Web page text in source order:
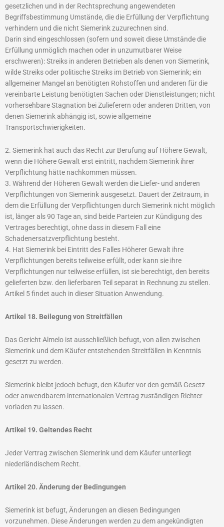
gesetzlichen und in der Rechtsprechung angewendeten
Begriffsbestimmung Umstände, die die Erfüllung der Verpflichtung
verhindern und die nicht Siemerink zuzurechnen sind.
Darin sind eingeschlossen (sofern und soweit diese Umstände die
Erfüllung unmöglich machen oder in unzumutbarer Weise
erschweren): Streiks in anderen Betrieben als denen von Siemerink,
wilde Streiks oder politische Streiks im Betrieb von Siemerink; ein
allgemeiner Mangel an benötigten Rohstoffen und anderen für die
vereinbarte Leistung benötigten Sachen oder Dienstleistungen; nicht
vorhersehbare Stagnation bei Zulieferern oder anderen Dritten, von
denen Siemerink abhängig ist, sowie allgemeine
Transportschwierigkeiten.
2. Siemerink hat auch das Recht zur Berufung auf Höhere Gewalt,
wenn die Höhere Gewalt erst eintritt, nachdem Siemerink ihrer
Verpflichtung hätte nachkommen müssen.
3. Während der Höheren Gewalt werden die Liefer- und anderen
Verpflichtungen von Siemerink ausgesetzt. Dauert der Zeitraum, in
dem die Erfüllung der Verpflichtungen durch Siemerink nicht möglich
ist, länger als 90 Tage an, sind beide Parteien zur Kündigung des
Vertrages berechtigt, ohne dass in diesem Fall eine
Schadenersatzverpflichtung besteht.
4. Hat Siemerink bei Eintritt des Falles Höherer Gewalt ihre
Verpflichtungen bereits teilweise erfüllt, oder kann sie ihre
Verpflichtungen nur teilweise erfüllen, ist sie berechtigt, den bereits
gelieferten bzw. den lieferbaren Teil separat in Rechnung zu stellen.
Artikel 5 findet auch in dieser Situation Anwendung.
Artikel 18. Beilegung von Streitfällen
Das Gericht Almelo ist ausschließlich befugt, von allen zwischen
Siemerink und dem Käufer entstehenden Streitfällen in Kenntnis
gesetzt zu werden.
Siemerink bleibt jedoch befugt, den Käufer vor den gemäß Gesetz
oder anwendbarem internationalen Vertrag zuständigen Richter
vorladen zu lassen.
Artikel 19. Geltendes Recht
Jeder Vertrag zwischen Siemerink und dem Käufer unterliegt
niederländischem Recht.
Artikel 20. Änderung der Bedingungen
Siemerink ist befugt, Änderungen an diesen Bedingungen
vorzunehmen. Diese Änderungen werden zu dem angekündigten